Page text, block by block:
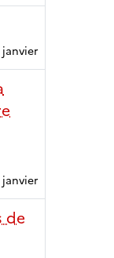
janvier
janvier
de